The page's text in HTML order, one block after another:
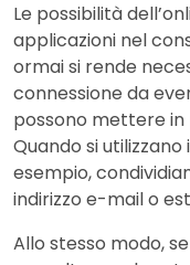
Le possibilità
applicazioni nel
ormai si rende
connessione da
possono mettere in
Quando si
esempio,
indirizzo e-mail o
Allo stesso modo,